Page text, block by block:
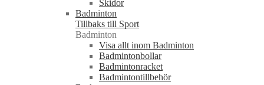
Skidor
Badminton
Tillbaks till Sport
Badminton
Visa allt inom Badminton
Badmintonbollar
Badmintonracket
Badmintontillbehör